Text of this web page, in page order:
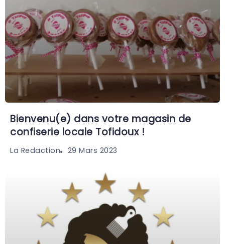
Bienvenu(e) dans votre magasin de
confiserie locale Tofidoux !
La Redaction 29 Mars 2023